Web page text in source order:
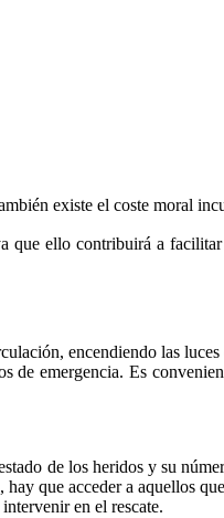
existe el coste moral
que ello contribuirá a
encendiendo las
de emergencia. Es
de los heridos y su
que acceder a aquellos
en el rescate.